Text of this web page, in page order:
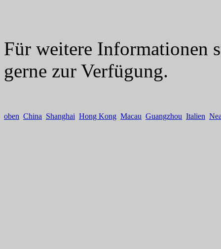
Für weitere Informationen
gerne zur Verfügung.
oben China Shanghai Hong Kong Macau Guangzhou Italien